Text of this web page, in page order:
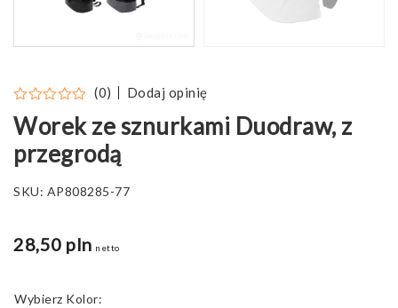
(0) Dodaj opinię
Worek ze sznurkami Duodraw, z
przegrodą
SKU: AP808285-77
28,50 pln netto
Kolor